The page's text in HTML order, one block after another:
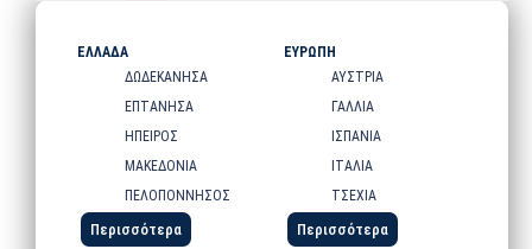
ΕΛΛΑΔΑ
ΔΩΔΕΚΑΝΗΣΑ
ΕΠΤΑΝΗΣΑ
ΗΠΕΙΡΟΣ
ΜΑΚΕΔΟΝΙΑ
ΠΕΛΟΠΟΝΝΗΣΟΣ
Περισσότερα
ΕΥΡΩΠΗ
ΑΥΣΤΡΙΑ
ΓΑΛΛΙΑ
ΙΣΠΑΝΙΑ
ΙΤΑΛΙΑ
ΤΣΕΧΙΑ
Περισσότερα